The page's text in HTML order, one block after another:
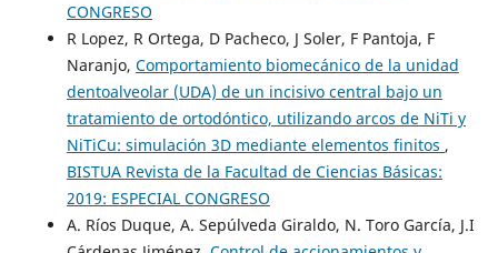
CONGRESO
R Lopez, R Ortega, D Pacheco, J Soler, F Pantoja, F
Naranjo, Comportamiento biomecánico de la unidad
dentoalveolar (UDA) de un incisivo central bajo un
tratamiento de ortodóntico, utilizando arcos de NiTi y
NiTiCu: simulación 3D mediante elementos finitos ,
BISTUA Revista de la Facultad de Ciencias Básicas:
2019: ESPECIAL CONGRESO
A. Ríos Duque, A. Sepúlveda Giraldo, N. Toro García, J.I